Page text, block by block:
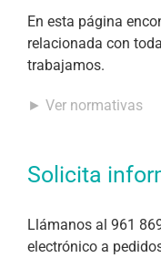
En esta página
relacionada con
trabajamos.
► Ver normativas
Solicita
Llámanos al 961
electrónico a